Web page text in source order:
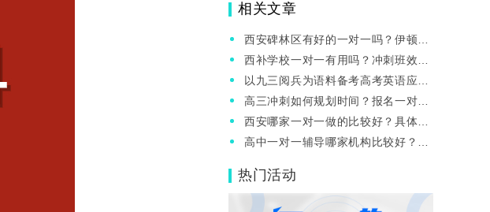
相关文章
西安碑林区有好的一对一吗？伊顿教
育咋样？
西补学校一对一有用吗？冲刺班效果
咋样？
以九三阅兵为语料备考高考英语应用
文写作分享！
高三冲刺如何规划时间？报名一对一
能提分吗？
西安哪家一对一做的比较好？具体费
用？
高中一对一辅导哪家机构比较好？价
热门活动